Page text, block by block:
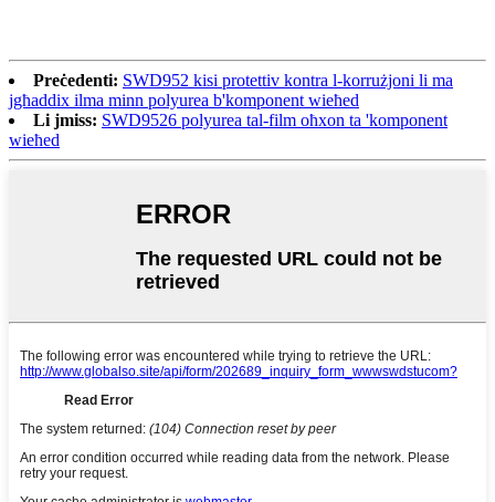
Preċedenti: SWD952 kisi protettiv kontra l-korrużjoni li ma
jgħaddix ilma minn polyurea b'komponent wieħed
Li jmiss: SWD9526 polyurea tal-film oħxon ta 'komponent
wieħed